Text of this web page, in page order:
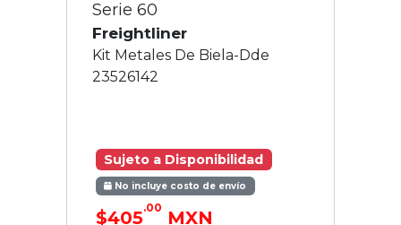
Serie 60
Freightliner
Kit Metales De Biela-Dde
23526142
Sujeto a Disponibilidad
No incluye costo de envío
$405.00 MXN